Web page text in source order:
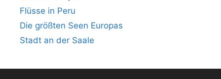
Flüsse in Peru
Die größten Seen Europas
Stadt an der Saale